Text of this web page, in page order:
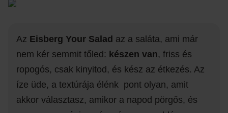
Az Eisberg Your Salad az a saláta, ami már
nem kér semmit tőled: készen van, friss és
ropogós, csak kinyitod, és kész az étkezés. Az
íze üde, a textúrája élénk pont olyan, amit
akkor választasz, amikor a napod pörgős, és